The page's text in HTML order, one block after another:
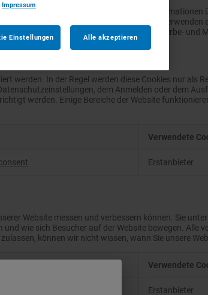
auf Ihrem Gerät speichert, um sich Informationen
als Erstanbieter-Cookies bezeichnet. Wir verwenden
diese Cookies zur Unterstützung unserer Werbe- und
werden. In der Regel werden diese Cookies nur als
dem Anmelden oder dem
werden. Einige Bereiche der Website
Verwendete
Erstanbieter
Website messen und verbessern können. Sie
wie sich Besucher auf der Website bewegen. Alle
können wir nicht wissen, wann Sie unsere
Verwendete
Erstanbieter
Impressum
Alle akzeptieren
Einstellungen